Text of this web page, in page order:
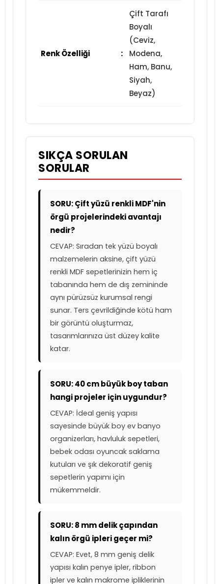
Renk Özelliği :
Çift Tarafı
Boyalı
(Ceviz,
Modena,
Ham, Banu,
Siyah,
Beyaz)
SIKÇA SORULAN
SORULAR
SORU: Çift yüzü renkli MDF'nin
örgü projelerindeki avantajı
nedir?
CEVAP: Sıradan tek yüzü boyalı
malzemelerin aksine, çift yüzü
renkli MDF sepetlerinizin hem iç
tabanında hem de dış zemininde
aynı pürüzsüz kurumsal rengi
sunar. Ters çevrildiğinde kötü ham
bir görüntü oluşturmaz,
tasarımlarınıza üst düzey kalite
katar.
SORU: 40 cm büyük boy taban
hangi projeler için uygundur?
CEVAP: İdeal geniş yapısı
sayesinde büyük boy ev banyo
organizerları, havluluk sepetleri,
bebek odası oyuncak saklama
kutuları ve şık dekoratif geniş
sepetlerin yapımı için
mükemmeldir.
SORU: 8 mm delik çapından
kalın örgü ipleri geçer mi?
CEVAP: Evet, 8 mm geniş delik
yapısı kalın penye ipler, ribbon
ipler ve kalın makrome ipliklerinin